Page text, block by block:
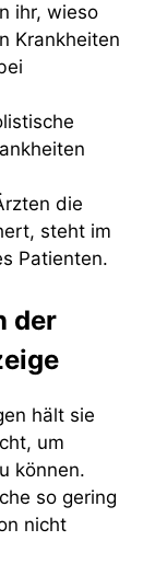
ihr, wieso
Krankheiten
die
steht im
Patienten.
der
hält sie
um
können.
so gering
nicht